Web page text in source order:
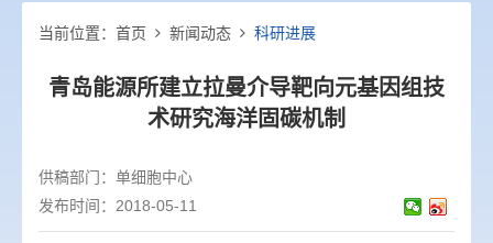
当前位置： 首页 新闻动态 科研进展
青岛能源所建立拉曼介导靶向元基因组技
术研究海洋固碳机制
供稿部门： 单细胞中心
发布时间：2018-05-11